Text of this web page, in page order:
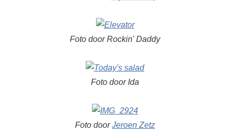
Foto door Rockin' Daddy
Foto door Ida
Foto doorJeroen Zetz